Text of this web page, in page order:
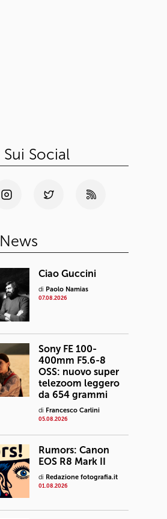
Sui Social
News
Ciao Guccini
di Paolo Namias
07.08.2026
Sony FE 100-
400mm F5.6-8
OSS: nuovo super
telezoom leggero
da 654 grammi
di Francesco Carlini
05.08.2026
Rumors: Canon
EOS R8 Mark II
di Redazione fotografia.it
01.08.2026